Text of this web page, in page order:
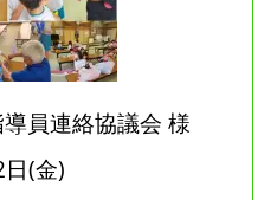
員連絡協議会 様
(金)